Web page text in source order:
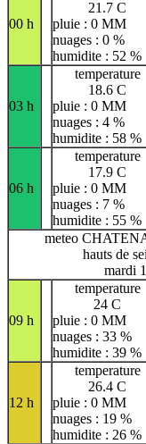
00 h
21.7 C
pluie : 0 MM
nuages : 0 %
humidite : 52 %
03 h
temperature
18.6 C
pluie : 0 MM
nuages : 4 %
humidite : 58 %
06 h
temperature
17.9 C
pluie : 0 MM
nuages : 7 %
humidite : 55 %
meteo
hauts de
mardi
09 h
temperature
24 C
pluie : 0 MM
nuages : 33 %
humidite : 39 %
12 h
temperature
26.4 C
pluie : 0 MM
nuages : 19 %
humidite : 26 %